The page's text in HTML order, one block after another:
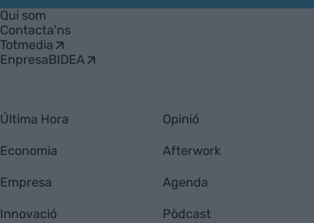
Empresa
Qui som
Contacta'ns
Totmedia
EnpresaBIDEA
Última Hora
Economia
Empresa
Innovació
Opinió
Afterwork
Agenda
Pòdcast